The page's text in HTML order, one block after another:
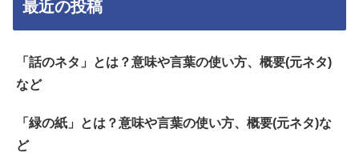
最近の投稿
「話のネタ」とは？意味や言葉の使い方、概要(元ネタ)
など
「緑の紙」とは？意味や言葉の使い方、概要(元ネタ)な
ど